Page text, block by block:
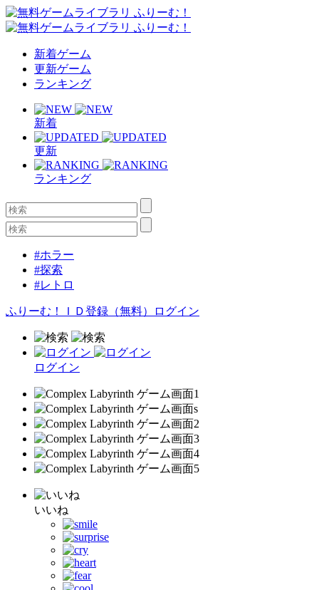
新着ゲーム
更新ゲーム
ランキング
新着
更新
ランキング
#ホラー
#探索
#レトロ
ふりーむ！ＩＤ登録（無料） ログイン
ログイン
いいね